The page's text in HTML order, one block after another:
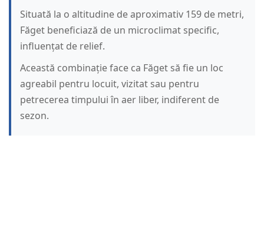
Situată la o altitudine de aproximativ 159 de metri,
Făget beneficiază de un microclimat specific,
influențat de relief.
Această combinație face ca Făget să fie un loc
agreabil pentru locuit, vizitat sau pentru
petrecerea timpului în aer liber, indiferent de
sezon.